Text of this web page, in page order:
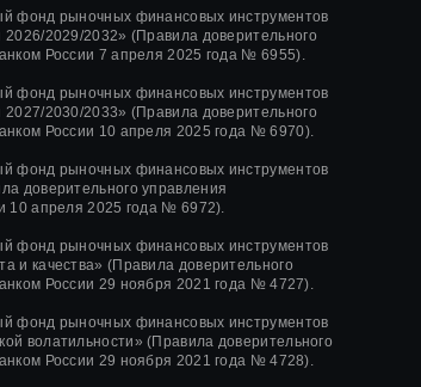
фонд рыночных финансовых инструментов
2029/2032» (Правила доверительного
России 7 апреля 2025 года № 6955).
фонд рыночных финансовых инструментов
2030/2033» (Правила доверительного
России 10 апреля 2025 года № 6970).
фонд рыночных финансовых инструментов
доверительного управления
10 апреля 2025 года № 6972).
фонд рыночных финансовых инструментов
и качества» (Правила доверительного
России 29 ноября 2021 года № 4727).
фонд рыночных финансовых инструментов
волатильности» (Правила доверительного
России 29 ноября 2021 года № 4728).